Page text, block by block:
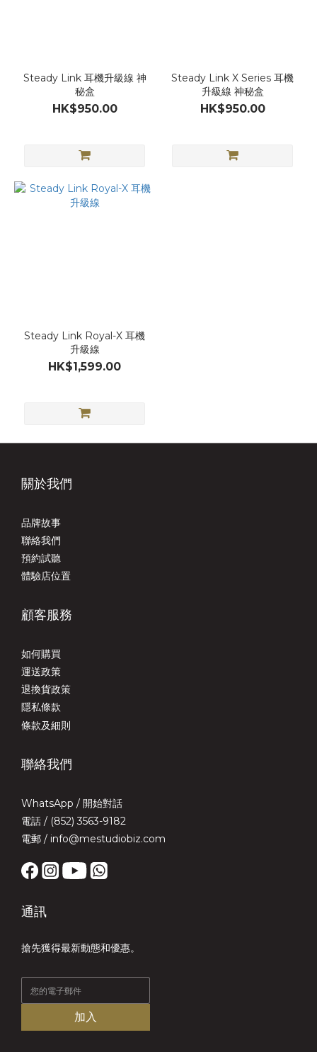
Steady Link 耳機升級線 神
秘盒
HK$950.00
Steady Link X Series 耳機
升級線 神秘盒
HK$950.00
Steady Link Royal-X 耳機
升級線
HK$1,599.00
關於我們
品牌故事
聯絡我們
預約試聽
體驗店位置
顧客服務
如何購買
運送政策
退換貨政策
隱私條款
條款及細則
聯絡我們
WhatsApp / 開始對話
電話 / (852) 3563-9182
電郵 / info@mestudiobiz.com
通訊
搶先獲得最新動態和優惠。
加入